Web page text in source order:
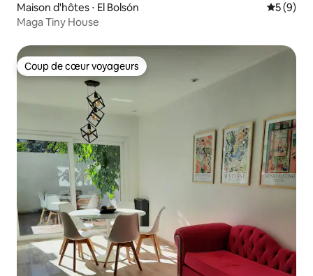
Maison d'hôtes ⋅ El Bolsón
5 (9)
Maga Tiny House
Coup de cœur voyageurs
Coup de cœur voyageurs